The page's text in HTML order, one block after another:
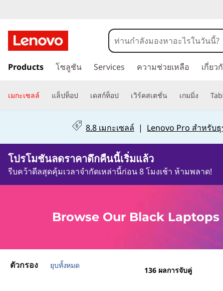
o
w
O
u
r
a
า
ไ
นื้
อ
ห
Products โซลูชัน Services ความช่วยเหลือ เกี่ยว
เมกะเซลล์ แล็ปท็อป เดสก์ท็อป เวิร์คสเตชั่น เกมมิ่ง
8.8 เมกะเซลล์ | Lenovo Pro สำหรับ
โปรโมชันลดราคาดึกคืนนี้เริ่มแล้ว
รีบคว้าดีลสุดคุ้มเวลาจำกัดเหล่านี้ก่อน 8 โมงเช้า ห้ามพลาด!
0วัน4ชั่วโมง4นาที59วินาที
Browse Our Black
ตัวกรอง ยุบทั้งหมด
136 ผลการจับคู่